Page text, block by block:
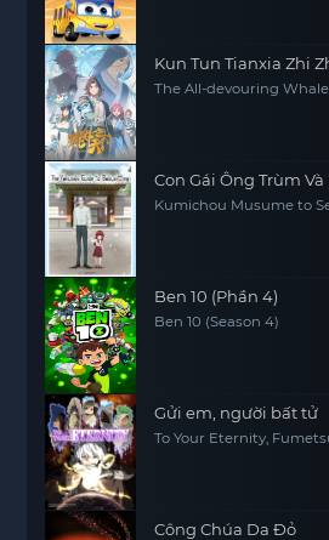
Kun Tun Tianxia Zhi
The All-devouring
Con Gái Ông Trùm
Kumichou Musume to
Ben 10 (Phần 4)
Ben 10 (Season 4)
Gửi em, người bất tử
To Your Eternity,
Công Chúa Da Đỏ